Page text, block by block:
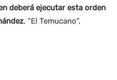
deberá ejecutar esta orden
, “El Temucano”.